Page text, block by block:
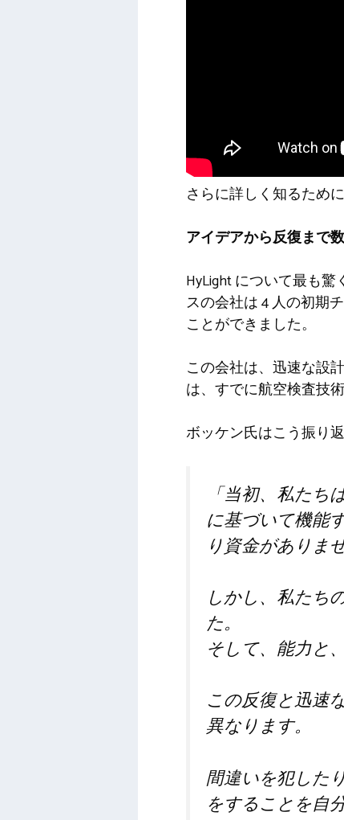
さらに詳しく知るため
アイデアから反復まで
HyLight について最も
スの会社は 4 人の初期
ことができました。
この会社は、迅速な設
は、すでに航空検査技
ボッケン氏はこう振り返
「当初、私た
に基づいて機能
り資金がありま
しかし、私たち
た。
そして、能力と
この反復と迅速
異なります。
間違いを犯した
をすることを自